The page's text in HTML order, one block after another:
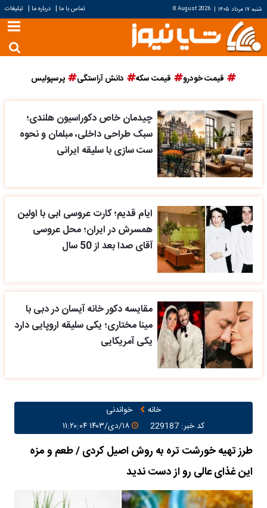
شنبه ۱۷ مرداد ۱۴۰۵ |
8 August 2026 تماس با ما | درباره ما | تبلیغات
قیمت خودرو قیمت سکه دانش آراستگی پرسپولیس
چیدمان خاص دکوراسیون هلندی؛
سبک طراحی داخلی، مبلمان و نحوه
ست سازی با سلیقه ایرانی
ایام قدیم؛ کارت عروسی ابی با اولین
همسرش در ایران؛ محل عروسی
آقای صدا بعد از 50 سال
مقایسه دکور خانه آیسان در دبی با
مینا مختاری؛ یکی سلیقه اروپایی دارد
یکی آمریکایی
خانه
خواندنی
کد خبر: 229187
۱۸/دی/۱۴۰۳ ۱۱:۲۰:۰۴
طرز تهیه خورشت تره به روش اصیل کردی / طعم و مزه
این غذای عالی رو از دست ندید